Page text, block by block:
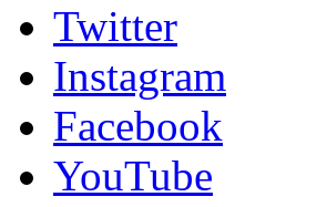
グッズ
ファンコミュニティ
ホームタウン
コラム
その他
TEAM
2026/27トップチーム
2026/27トップチームスタッフ
Twitter
Instagram
Facebook
YouTube